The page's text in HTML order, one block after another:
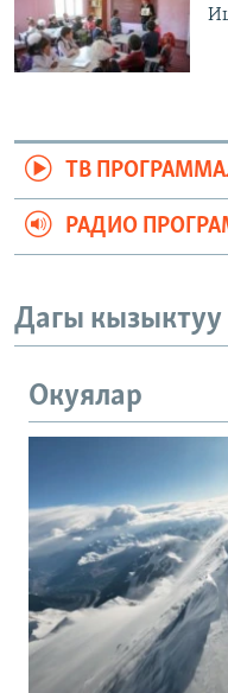
ТВ
РАДИО
Дагы кызыктуу
Окуялар